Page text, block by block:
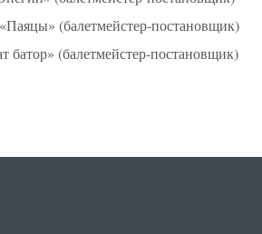
(балетмейстер-постановщик)
батор» (балетмейстер-постановщик)